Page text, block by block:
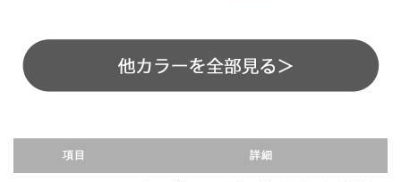
項目 詳細